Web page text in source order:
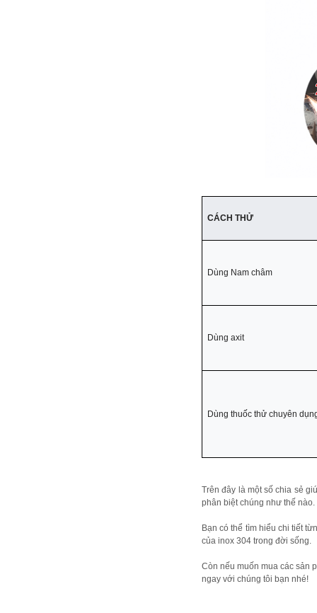
CÁCH THỬ
Dùng Nam châm
Dùng axit
Dùng thuốc thử chuyên
Trên đây là một số chia sẻ
phân biệt chúng như thế nào.
Bạn có thể tìm hiểu chi tiết
của inox 304 trong đời sống.
Còn nếu muốn mua các sản
ngay với chúng tôi bạn nhé!